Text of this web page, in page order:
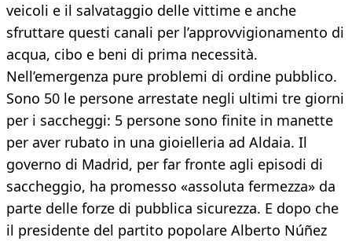
veicoli e il salvataggio delle vittime e anche
sfruttare questi canali per l’approvvigionamento di
acqua, cibo e beni di prima necessità.
Nell’emergenza pure problemi di ordine pubblico.
Sono 50 le persone arrestate negli ultimi tre giorni
per i saccheggi: 5 persone sono finite in manette
per aver rubato in una gioielleria ad Aldaia. Il
governo di Madrid, per far fronte agli episodi di
saccheggio, ha promesso «assoluta fermezza» da
parte delle forze di pubblica sicurezza. E dopo che
il presidente del partito popolare Alberto Núñez